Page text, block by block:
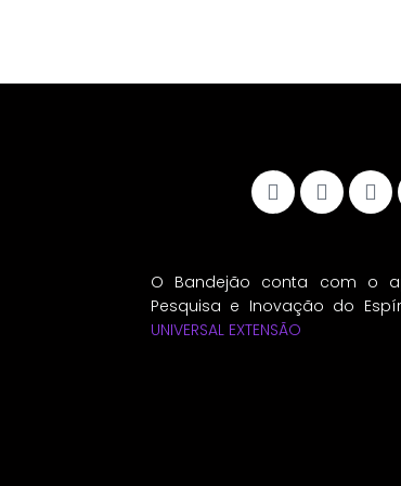
O Bandejão conta com o
Pesquisa e Inovação do
UNIVERSAL EXTENSÃO